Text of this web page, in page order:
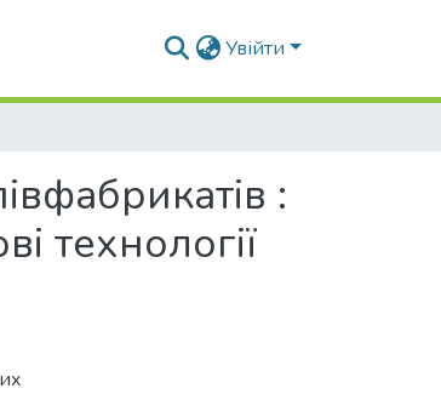
Увійти
:
технології